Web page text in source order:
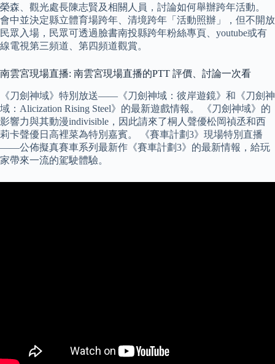
榮森、觀光處長陳志賢及相關人員，討論如何舉辦跨年活動。
會中並決定縣立體育場跨年、清境跨年「活動照辦」，但不開放
民眾入場，民眾可透過臉書南投縣跨年粉絲專頁、youtube或有
線電視第三頻道、第四頻道觀賞。
南雲宮現場直播: 南雲宮現場直播的PTT 評價、討論一次看
《刀劍神域》特別放送——《刀劍神域：彼岸遊鏡》和《刀劍神
域：Alicization Rising Steel》的最新遊戲情報。 《刀劍神域》的
影響力與其動漫indivisible，因此請來了桐人聲優松岡禎丞和西
莉卡聲優日高裡菜為特別嘉賓。 《賽車計劃3》現場特別直播
——公佈擬真賽車系列最新作《賽車計劃3》的最新情報，給玩
家帶來一流的駕駛體驗。